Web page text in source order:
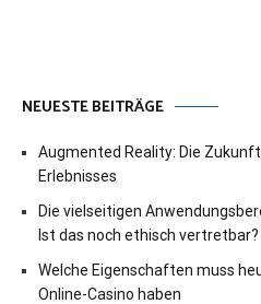
NEUESTE BEITRÄGE
Augmented Reality: Die
Erlebnisses
Die vielseitigen
Ist das noch ethisch vertretbar?
Welche Eigenschaften muss
Online-Casino haben